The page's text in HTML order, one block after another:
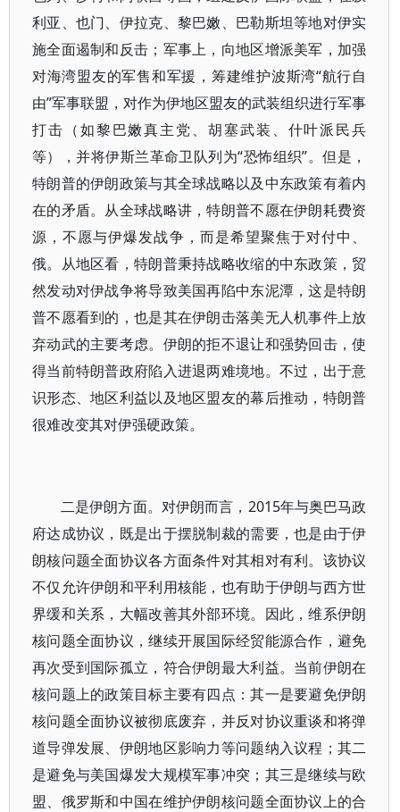
利亚、也门、伊拉克、黎巴嫩、巴勒斯坦等地对伊实
施全面遏制和反击；军事上，向地区增派美军，加强
对海湾盟友的军售和军援，筹建维护波斯湾“航行自
由”军事联盟，对作为伊地区盟友的武装组织进行军事
打击（如黎巴嫩真主党、胡塞武装、什叶派民兵
等），并将伊斯兰革命卫队列为“恐怖组织”。但是，
特朗普的伊朗政策与其全球战略以及中东政策有着内
在的矛盾。从全球战略讲，特朗普不愿在伊朗耗费资
源，不愿与伊爆发战争，而是希望聚焦于对付中、
俄。从地区看，特朗普秉持战略收缩的中东政策，贸
然发动对伊战争将导致美国再陷中东泥潭，这是特朗
普不愿看到的，也是其在伊朗击落美无人机事件上放
弃动武的主要考虑。伊朗的拒不退让和强势回击，使
得当前特朗普政府陷入进退两难境地。不过，出于意
识形态、地区利益以及地区盟友的幕后推动，特朗普
很难改变其对伊强硬政策。
二是伊朗方面。对伊朗而言，2015年与奥巴马政
府达成协议，既是出于摆脱制裁的需要，也是由于伊
朗核问题全面协议各方面条件对其相对有利。该协议
不仅允许伊朗和平利用核能，也有助于伊朗与西方世
界缓和关系，大幅改善其外部环境。因此，维系伊朗
核问题全面协议，继续开展国际经贸能源合作，避免
再次受到国际孤立，符合伊朗最大利益。当前伊朗在
核问题上的政策目标主要有四点：其一是要避免伊朗
核问题全面协议被彻底废弃，并反对协议重谈和将弹
道导弹发展、伊朗地区影响力等问题纳入议程；其二
是避免与美国爆发大规模军事冲突；其三是继续与欧
盟、俄罗斯和中国在维护伊朗核问题全面协议上的合